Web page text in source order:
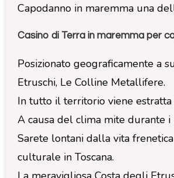
Capodanno in maremma una
Casino di Terra in maremma per
Posizionato geograficamente a
Etruschi, Le Colline Metallifere.
In tutto il territorio viene
A causa del clima mite durante
Sarete lontani dalla vita
culturale in Toscana.